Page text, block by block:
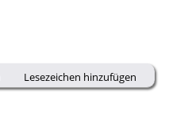
Lesezeichen hinzufügen